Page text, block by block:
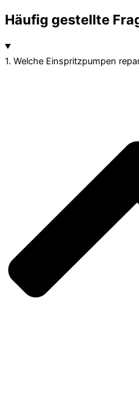
Häufig gestellte
1. Welche Einspritzpumpen